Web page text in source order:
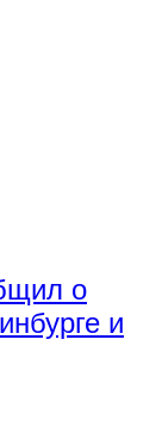
о
и